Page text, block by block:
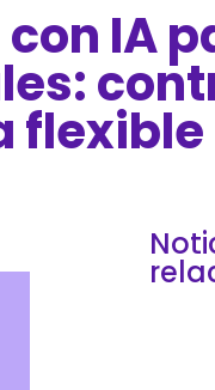
IA
flexible